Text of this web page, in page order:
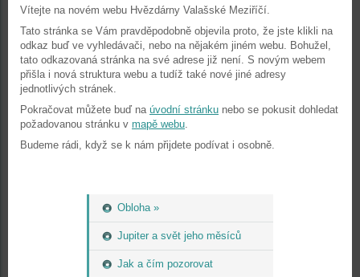
Obloha »
Jupiter a svět jeho měsíců
Jak a čím pozorovat
Vítejte na novém webu Hvězdárny Valašské Meziříčí.
Tato stránka se Vám pravděpodobně objevila proto, že jste klikli na
odkaz buď ve vyhledávači, nebo na nějakém jiném webu. Bohužel,
tato odkazovaná stránka na své adrese již není. S novým webem
přišla i nová struktura webu a tudíž také nové jiné adresy
jednotlivých stránek.
Pokračovat můžete buď na úvodní stránku nebo se pokusit dohledat
požadovanou stránku v mapě webu.
Budeme rádi, když se k nám přijdete podívat i osobně.